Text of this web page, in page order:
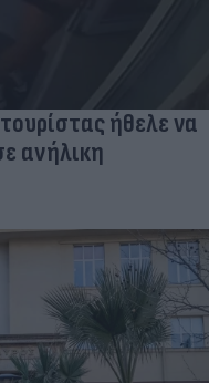
ήθελε να
ανήλικη